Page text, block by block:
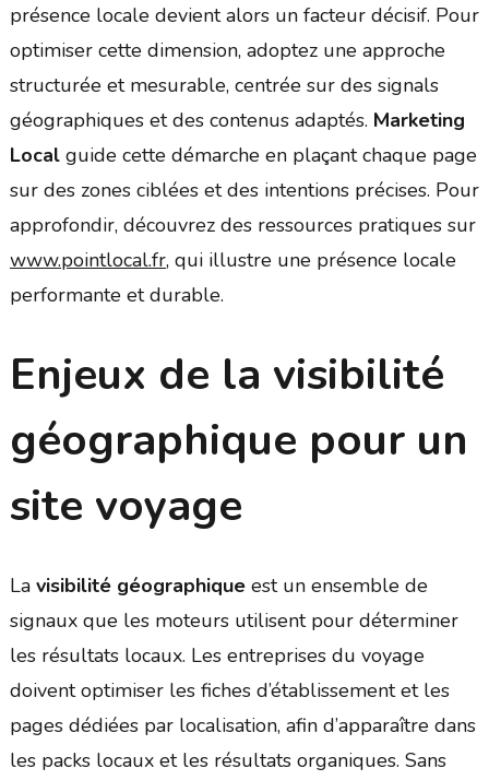
présence locale devient alors un facteur décisif. Pour
optimiser cette dimension, adoptez une approche
structurée et mesurable, centrée sur des signals
géographiques et des contenus adaptés. Marketing
Localguide cette démarche en plaçant chaque page
sur des zones ciblées et des intentions précises. Pour
approfondir, découvrez des ressources pratiques sur
www.pointlocal.fr, qui illustre une présence locale
performante et durable.
Enjeux de la visibilité
géographique pour un
site voyage
La visibilité géographiqueest un ensemble de
signaux que les moteurs utilisent pour déterminer
les résultats locaux. Les entreprises du voyage
doivent optimiser les fiches d’établissement et les
pages dédiées par localisation, afin d’apparaître dans
les packs locaux et les résultats organiques. Sans